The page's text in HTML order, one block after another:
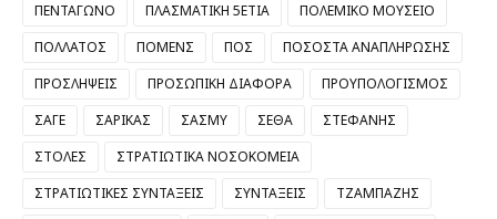
ΠΕΝΤΑΓΩΝΟ
ΠΛΑΣΜΑΤΙΚΗ 5ΕΤΙΑ
ΠΟΛΕΜΙΚΟ ΜΟΥΣΕΙΟ
ΠΟΛΛΑΤΟΣ
ΠΟΜΕΝΣ ΠΟΣ
ΠΟΣΟΣΤΑ ΑΝΑΠΛΗΡΩΣΗΣ
ΠΡΟΣΛΗΨΕΙΣ
ΠΡΟΣΩΠΙΚΗ ΔΙΑΦΟΡΑ
ΠΡΟΥΠΟΛΟΓΙΣΜΟΣ
ΣΑΓΕ
ΣΑΡΙΚΑΣ ΣΑΣΜΥ ΣΕΘΑ
ΣΤΕΦΑΝΗΣ
ΣΤΟΛΕΣ
ΣΤΡΑΤΙΩΤΙΚΑ ΝΟΣΟΚΟΜΕΙΑ
ΣΤΡΑΤΙΩΤΙΚΕΣ ΣΥΝΤΑΞΕΙΣ
ΣΥΝΤΑΞΕΙΣ
ΤΖΑΜΠΑΖΗΣ